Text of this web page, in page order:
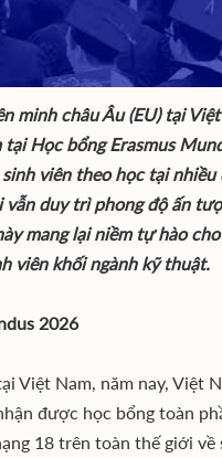
minh châu Âu (EU) tại
Học bổng Erasmus
viên theo học tại
duy trì phong độ ấn
mang lại niềm tự hào
viên khối ngành kỹ thuật.
2026
Việt Nam, năm nay,
được học bổng toàn
18 trên toàn thế giới